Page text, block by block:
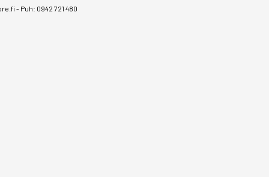
- Puh: 0942 721 480